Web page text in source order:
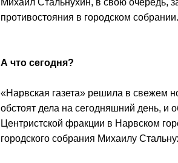
Михаил Стальнухин, в свою очередь,
противостояния в городском собрании.
А что сегодня?
«Нарвская газета» решила в свежем
обстоят дела на сегодняшний день, и
Центристской фракции в Нарвском
городского собрания Михаилу